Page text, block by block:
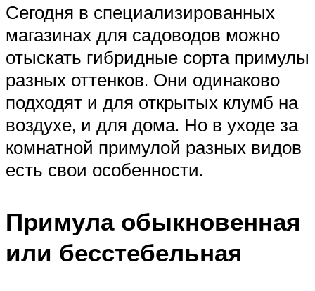
Сегодня в специализированных
магазинах для садоводов можно
отыскать гибридные сорта примулы
разных оттенков. Они одинаково
подходят и для открытых клумб на
воздухе, и для дома. Но в уходе за
комнатной примулой разных видов
есть свои особенности.
Примула обыкновенная
или бесстебельная